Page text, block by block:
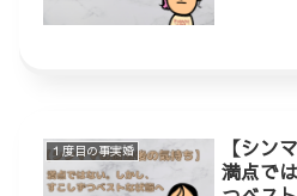
１度目の事実婚
【シン
満点で